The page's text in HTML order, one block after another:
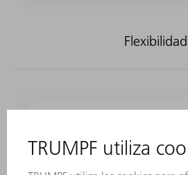
Flexibilidad
chaflanes en la